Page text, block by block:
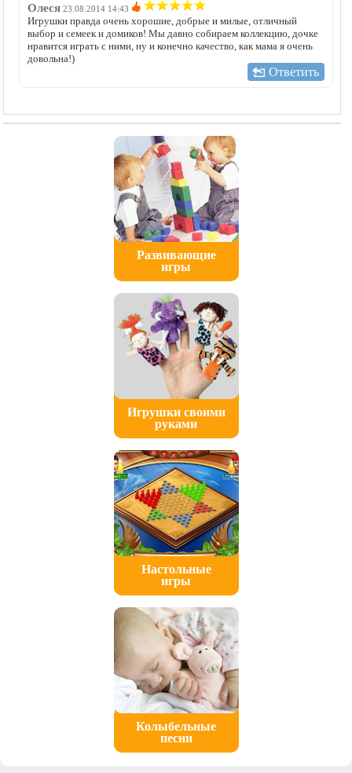
Олеся 23.08.2014 14:43
Игрушки правда очень хорошие, добрые и милые, отличный
выбор и семеек и домиков! Мы давно собираем коллекцию, дочке
нравится играть с ними, ну и конечно качество, как мама я очень
довольна!)
Ответить
Развивающие
игры
Игрушки своими
руками
Настольные
игры
Колыбельные
песни